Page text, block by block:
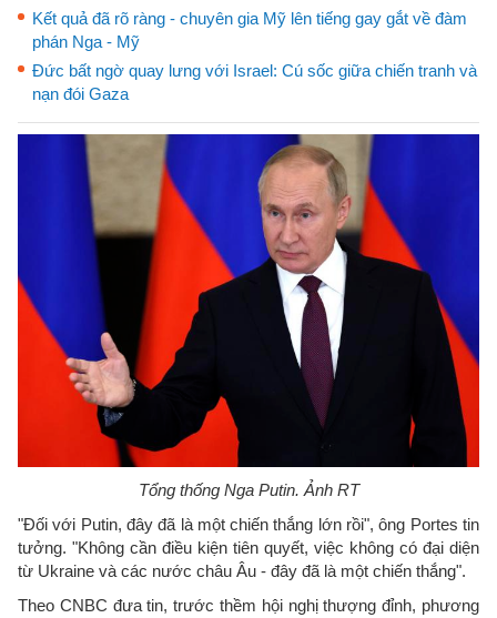
Kết quả đã rõ ràng - chuyên gia Mỹ lên tiếng gay gắt về đàm
phán Nga - Mỹ
Đức bất ngờ quay lưng với Israel: Cú sốc giữa chiến tranh và
nạn đói Gaza
Tổng thống Nga Putin. Ảnh RT
"Đối với Putin, đây đã là một chiến thắng lớn rồi", ông Portes tin
tưởng. "Không cần điều kiện tiên quyết, việc không có đại diện
từ Ukraine và các nước châu Âu - đây đã là một chiến thắng".
Theo CNBC đưa tin, trước thềm hội nghị thượng đỉnh, phương